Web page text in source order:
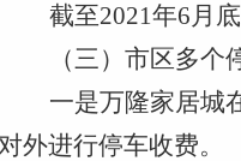
截至2021年6月
（三）市区多
一是万隆家居城
外进行停车收费。